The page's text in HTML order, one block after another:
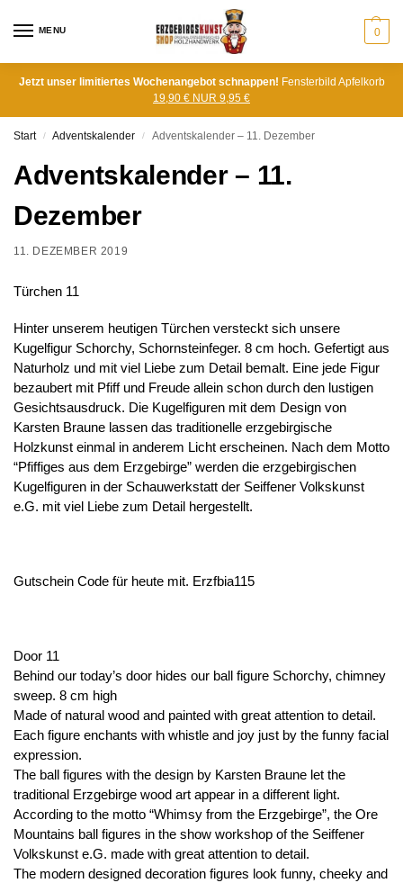
MENU 0
Jetzt unser limitiertes Wochenangebot schnappen! Fensterbild Apfelkorb
19,90 € NUR 9,95 €
Start / Adventskalender / Adventskalender – 11. Dezember
Adventskalender – 11.
Dezember
11. DEZEMBER 2019
Türchen 11
Hinter unserem heutigen Türchen versteckt sich unsere
Kugelfigur Schorchy, Schornsteinfeger. 8 cm hoch. Gefertigt aus
Naturholz und mit viel Liebe zum Detail bemalt. Eine jede Figur
bezaubert mit Pfiff und Freude allein schon durch den lustigen
Gesichtsausdruck. Die Kugelfiguren mit dem Design von
Karsten Braune lassen das traditionelle erzgebirgische
Holzkunst einmal in anderem Licht erscheinen. Nach dem Motto
“Pfiffiges aus dem Erzgebirge” werden die erzgebirgischen
Kugelfiguren in der Schauwerkstatt der Seiffener Volkskunst
e.G. mit viel Liebe zum Detail hergestellt.
Gutschein Code für heute mit. Erzfbia115
Door 11
Behind our today’s door hides our ball figure Schorchy, chimney
sweep. 8 cm high
Made of natural wood and painted with great attention to detail.
Each figure enchants with whistle and joy just by the funny facial
expression.
The ball figures with the design by Karsten Braune let the
traditional Erzgebirge wood art appear in a different light.
According to the motto “Whimsy from the Erzgebirge”, the Ore
Mountains ball figures in the show workshop of the Seiffener
Volkskunst e.G. made with great attention to detail.
The modern designed decoration figures look funny, cheeky and